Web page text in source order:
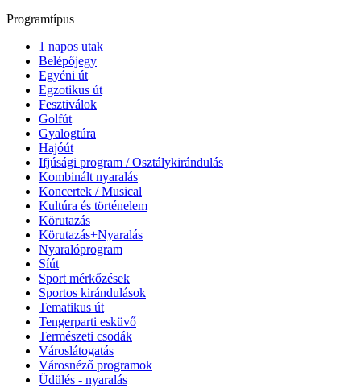
Programtípus
1 napos utak
Belépőjegy
Egyéni út
Egzotikus út
Fesztiválok
Golfút
Gyalogtúra
Hajóút
Ifjúsági program / Osztálykirándulás
Kombinált nyaralás
Koncertek / Musical
Kultúra és történelem
Körutazás
Körutazás+Nyaralás
Nyaralóprogram
Síút
Sport mérkőzések
Sportos kirándulások
Tematikus út
Tengerparti esküvő
Természeti csodák
Városlátogatás
Városnéző programok
Üdülés - nyaralás